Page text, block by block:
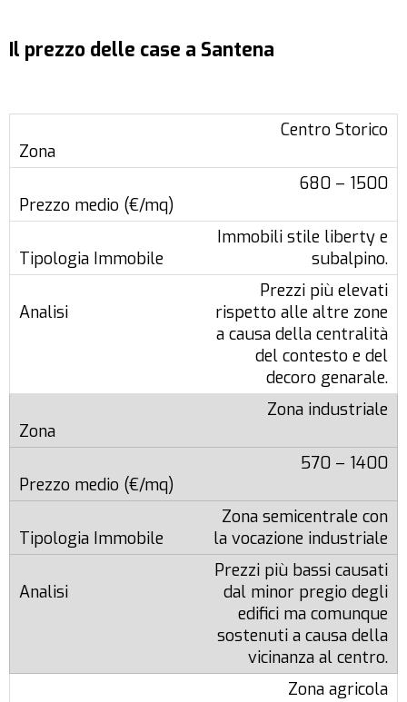
Il prezzo delle case a Santena
Centro Storico
680 – 1500
Immobili stile liberty e
subalpino.
Prezzi più elevati
rispetto alle altre zone
a causa della centralità
del contesto e del
decoro genarale.
Zona industriale
570 – 1400
Zona semicentrale con
la vocazione industriale
Prezzi più bassi causati
dal minor pregio degli
edifici ma comunque
sostenuti a causa della
vicinanza al centro.
Zona agricola